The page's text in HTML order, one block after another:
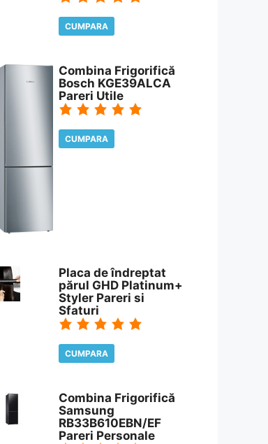
CUMPARA
Combina Frigorifică
Bosch KGE39ALCA
Pareri Utile
CUMPARA
Placa de îndreptat
părul GHD Platinum+
Styler Pareri si
Sfaturi
CUMPARA
Combina Frigorifică
Samsung
RB33B610EBN/EF
Pareri Personale